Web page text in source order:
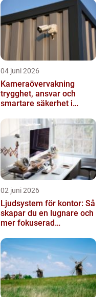
04 juni 2026
Kameraövervakning
trygghet, ansvar och
smartare säkerhet i
02 juni 2026
Ljudsystem för kontor: Så
skapar du en lugnare och
mer fokuserad